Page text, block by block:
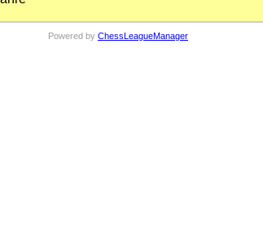
Powered by ChessLeagueManager